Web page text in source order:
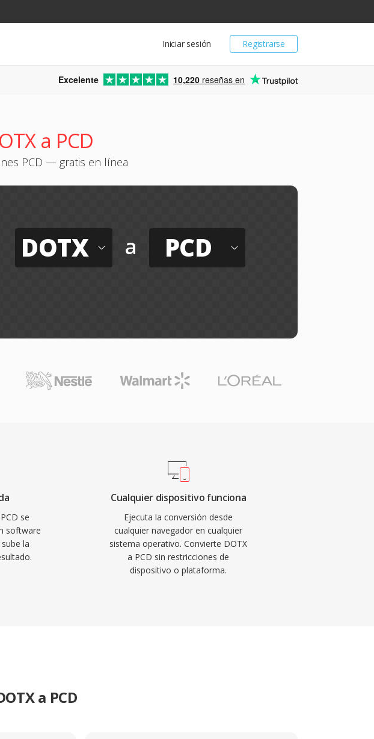
Registrarse
Iniciar sesión
Excelente 10,220 reseñas en
a PCD
PCD — gratis en línea
DOTX a PCD
se
software
la
Cualquier dispositivo funciona
Ejecuta la conversión desde
cualquier navegador en cualquier
sistema operativo. Convierte DOTX
a PCD sin restricciones de
dispositivo o plataforma.
a PCD